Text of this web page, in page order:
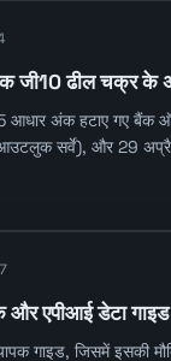
ढील चक्र के
आधार अंक हटाए गए
आउटलुक सर्वे), और 29
एपीआई डेटा गाइड
गाइड, जिसमें इसकी